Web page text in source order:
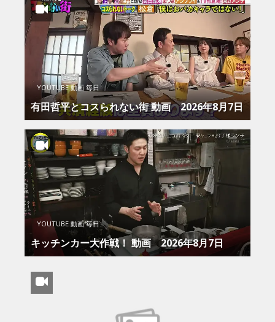
YOUTUBE 動画 毎日
有田哲平とコスられない街 動画 2026年8月7日
YOUTUBE 動画 毎日
キッチンカー大作戦！ 動画 2026年8月7日